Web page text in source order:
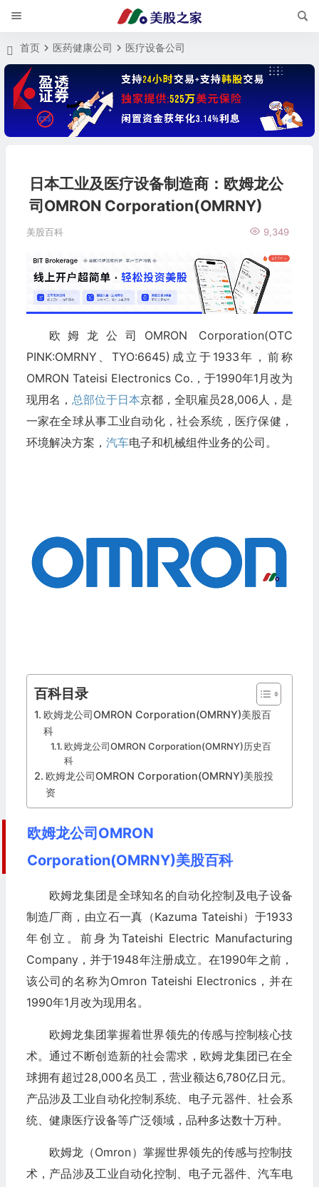
首页 医药健康公司 医疗设备公司
日本工业及医疗设备制造商：欧姆龙公
司OMRON Corporation(OMRNY)
美股百科 9,349
欧姆龙公司OMRON Corporation(OTC
PINK:OMRNY、TYO:6645)成立于1933年，前称
OMRON Tateisi Electronics Co.，于1990年1月改为
现用名， 总部位于日本京都，全职雇员28,006人，是
一家在全球从事工业自动化，社会系统，医疗保健，
环境解决方案， 汽车电子和机械组件业务的公司。
百科目录
欧姆龙公司OMRON Corporation(OMRNY)美股百
科
欧姆龙公司OMRON Corporation(OMRNY)历史百
科
欧姆龙公司OMRON Corporation(OMRNY)美股投
资
欧姆龙公司OMRON
Corporation(OMRNY)美股百科
欧姆龙集团是全球知名的自动化控制及电子设备
制造厂商，由立石一真（Kazuma Tateishi）于1933
年创立。前身为Tateishi Electric Manufacturing
Company，并于1948年注册成立。在1990年之前，
该公司的名称为Omron Tateishi Electronics，并在
1990年1月改为现用名。
欧姆龙集团掌握着世界领先的传感与控制核心技
术。通过不断创造新的社会需求，欧姆龙集团已在全
球拥有超过28,000名员工，营业额达6,780亿日元。
产品涉及工业自动化控制系统、电子元器件、社会系
统、健康医疗设备等广泛领域，品种多达数十万种。
欧姆龙（Omron）掌握世界领先的传感与控制技
术，产品涉及工业自动化控制、电子元器件、汽车电